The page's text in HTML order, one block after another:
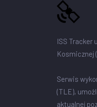
ISS Tracker
Kosmicznej
Serwis
(TLE),
aktualnej